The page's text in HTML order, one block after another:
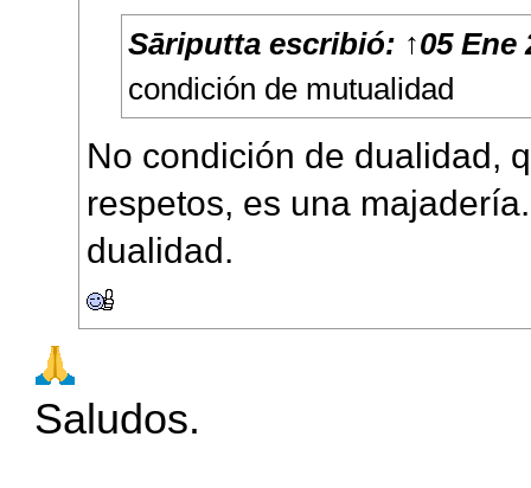
Sāriputtaescribió: ↑05 Ene
condición de mutualidad
No condición de dualidad,
respetos, es una
dualidad.
Saludos.